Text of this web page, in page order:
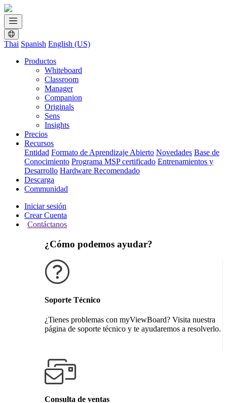
Thai Spanish English (US)
Productos
Whiteboard
Classroom
Manager
Companion
Originals
Sens
Insights
Precios
Recursos
Entidad Formato de Aprendizaje Abierto Novedades Base de
Conocimiento Programa MSP certificado Entrenamientos y
Desarrollo Hardware Recomendado
Descarga
Communidad
Iniciar sesión
Crear Cuenta
Contáctanos
¿Cómo podemos ayudar?
Soporte Técnico
¿Tienes problemas con myViewBoard? Visita nuestra
página de soporte técnico y te ayudaremos a resolverlo.
Consulta de ventas